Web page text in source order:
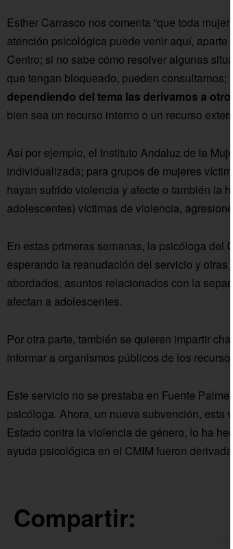
Esther Carrasco nos comenta “que toda
atención psicológica puede venir aquí, aparte
Centro; si no sabe cómo resolver algunas
que tengan bloqueado, pueden consultarnos;
dependiendo del tema las derivamos a
bien sea un recurso interno o un recurso
Así por ejemplo, el Instituto Andaluz de la
individualizada; para grupos de mujeres
hayan sufrido violencia y afecte o también la
adolescentes) víctimas de violencia,
En estas primeras semanas, la psicóloga del
esperando la reanudación del servicio y otras
abordados, asuntos relacionados con la
afectan a adolescentes.
Por otra parte, también se quieren impartir
informar a organismos públicos de los
Este servicio no se prestaba en Fuente
psicóloga. Ahora, un nueva subvención, esta
Estado contra la violencia de género, lo ha
ayuda psicológica en el CMIM fueron
Compartir: